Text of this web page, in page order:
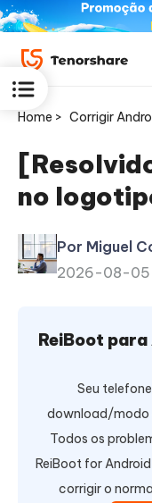
ReiBoot
for iOS
Editor
iAnyGo
Home > Corrigir
no
Por Miguel
2026-08-
ReiBoot
Seu
download/modo
Todos os
ReiBoot for
corrigir o